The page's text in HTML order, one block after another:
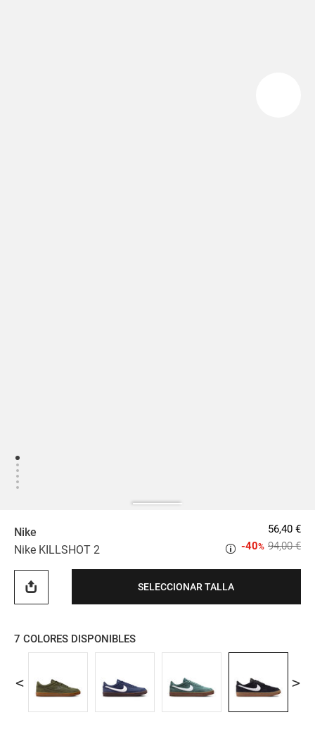
Nike
Nike KILLSHOT 2
56,40 €
94,00 €
-40%
SELECCIONAR TALLA
7 COLORES DISPONIBLES